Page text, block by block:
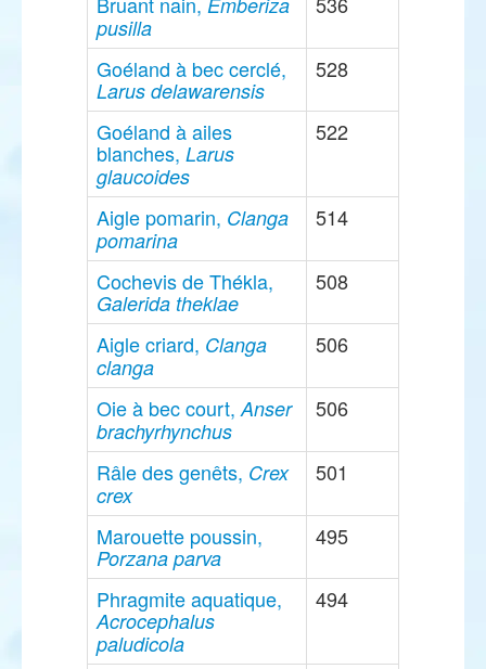
pusilla
Goéland à bec cerclé,
Larus delawarensis
528
Goéland à ailes
blanches, Larus
glaucoides
522
Aigle pomarin, Clanga
pomarina
514
Cochevis de Thékla,
Galerida theklae
508
Aigle criard, Clanga
clanga
506
Oie à bec court,Anser
brachyrhynchus
506
Râle des genêts, Crex
crex
501
Marouette poussin,
Porzana parva
495
Phragmite aquatique,
Acrocephalus
paludicola
494